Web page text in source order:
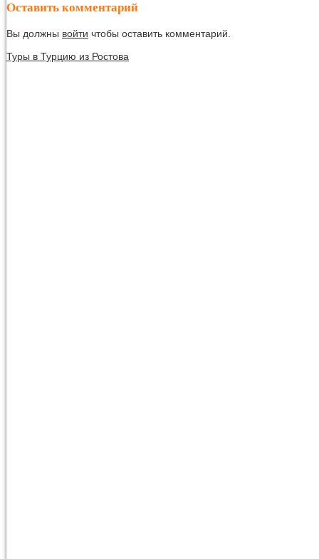
Оставить комментарий
Вы должны войти чтобы оставить комментарий.
Туры в Турцию из Ростова